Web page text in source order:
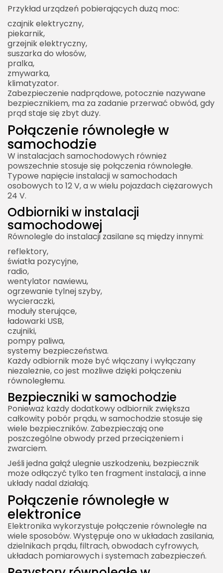
2026 Legolas Wszelkie prawa zastrzeżone.
Treści umieszczone na stronie chronione są
Przykład urządzeń pobierających dużą moc:
czajnik elektryczny,
piekarnik,
grzejnik elektryczny,
suszarka do włosów,
pralka,
zmywarka,
klimatyzator.
Zabezpieczenie nadprądowe, potocznie nazywane
bezpiecznikiem, ma za zadanie przerwać obwód, gdy
prąd staje się zbyt duży.
Połączenie równoległe w
samochodzie
W instalacjach samochodowych również
powszechnie stosuje się połączenia równoległe.
Typowe napięcie instalacji w samochodach
osobowych to 12 V, a w wielu pojazdach ciężarowych
24 V.
Odbiorniki w instalacji
samochodowej
Równolegle do instalacji zasilane są między innymi:
reflektory,
światła pozycyjne,
radio,
wentylator nawiewu,
ogrzewanie tylnej szyby,
wycieraczki,
moduły sterujące,
ładowarki USB,
czujniki,
pompy paliwa,
systemy bezpieczeństwa.
Każdy odbiornik może być włączany i wyłączany
niezależnie, co jest możliwe dzięki połączeniu
równoległemu.
Bezpieczniki w samochodzie
Ponieważ każdy dodatkowy odbiornik zwiększa
całkowity pobór prądu, w samochodzie stosuje się
wiele bezpieczników. Zabezpieczają one
poszczególne obwody przed przeciążeniem i
zwarciem.
Jeśli jedna gałąź ulegnie uszkodzeniu, bezpiecznik
może odłączyć tylko ten fragment instalacji, a inne
układy nadal działają.
Połączenie równoległe w
elektronice
Elektronika wykorzystuje połączenie równoległe na
wiele sposobów. Występuje ono w układach zasilania,
dzielnikach prądu, filtrach, obwodach cyfrowych,
układach pomiarowych i systemach zabezpieczeń.